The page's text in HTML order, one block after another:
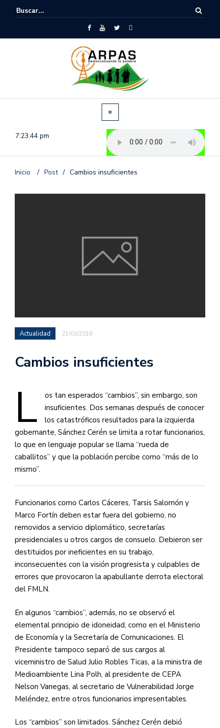
7:23:44 pm
Inicio / Post / Cambios insuficientes
Actualidad 21/03/2018
Cambios insuficientes
L
os tan esperados “cambios”, sin embargo, son
insuficientes. Dos semanas después de conocer
los catastróficos resultados para la izquierda
gobernante, Sánchez Cerén se limita a rotar funcionarios,
lo que en lenguaje popular se llama “rueda de
caballitos” y que la población percibe como “más de lo
mismo”.
Funcionarios como Carlos Cáceres, Tarsis Salomón y
Marco Fortín deben estar fuera del gobierno, no
removidos a servicio diplomático, secretarías
presidenciales u otros cargos de consuelo. Debieron ser
destituidos por ineficientes en su trabajo,
inconsecuentes con la visión progresista y culpables de
errores que provocaron la apabullante derrota electoral
del FMLN.
En algunos “cambios”, además, no se observó el
elemental principio de idoneidad, como en el Ministerio
de Economía y la Secretaría de Comunicaciones. El
Presidente tampoco separó de sus cargos al
viceministro de Salud Julio Robles Ticas, a la ministra de
Medioambiente Lina Polh, al presidente de CEPA
Nelson Vanegas, al secretario de Vulnerabilidad Jorge
Meléndez, entre otros funcionarios impresentables.
Los “cambios” son limitados. Sánchez Cerén debió